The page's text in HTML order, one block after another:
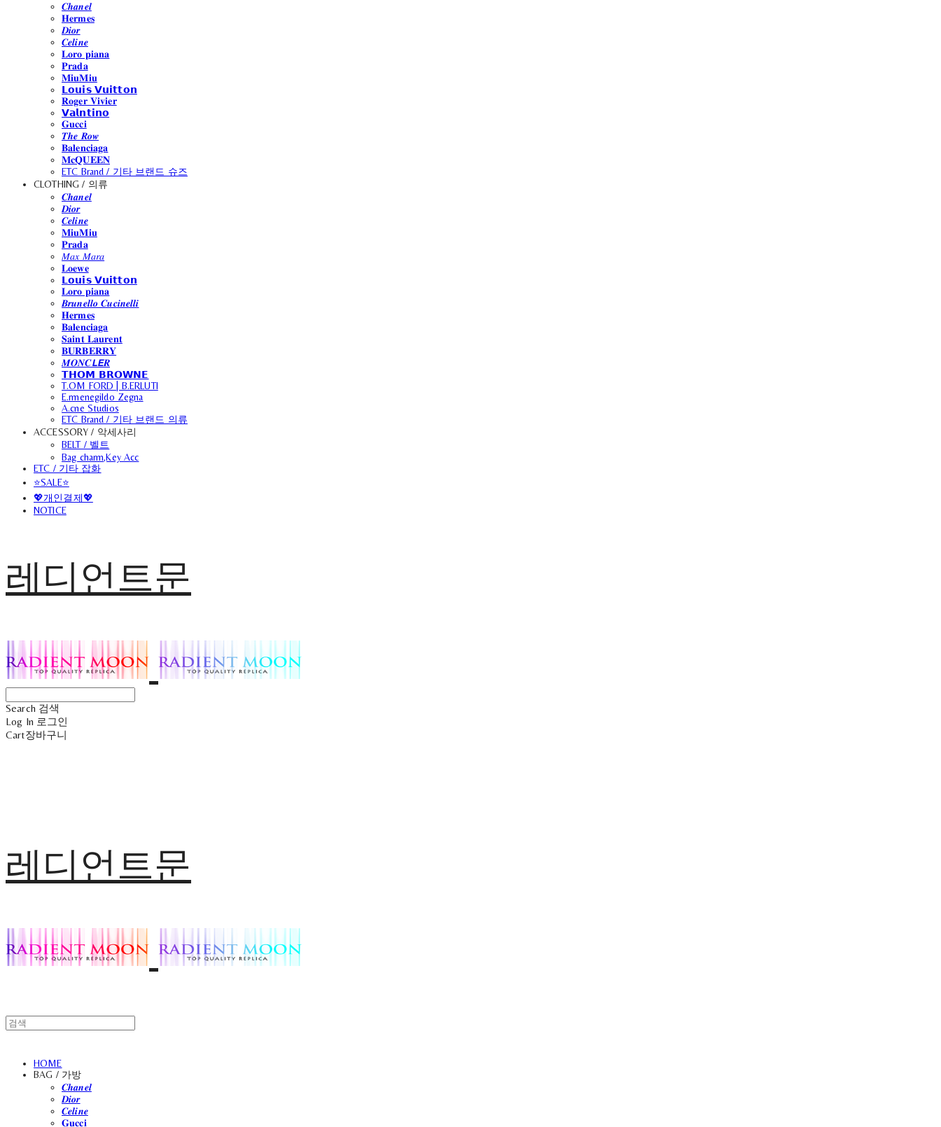
𝑪𝒉𝒂𝒏𝒆𝒍
𝐇𝐞𝐫𝐦𝐞𝐬
𝑫𝒊𝒐𝒓
𝑪𝒆𝒍𝒊𝒏𝒆
𝐋𝐨𝐫𝐨 𝐩𝐢𝐚𝐧𝐚
𝐏𝐫𝐚𝐝𝐚
𝐌𝐢𝐮𝐌𝐢𝐮
𝗟𝗼𝘂𝗶𝘀 𝗩𝘂𝗶𝘁𝘁𝗼𝗻
𝐑𝐨𝐠𝐞𝐫 𝐕𝐢𝐯𝐢𝐞𝐫
𝗩𝗮𝗹𝗻𝘁𝗶𝗻𝗼
𝐆𝐮𝐜𝐜𝐢
𝑻𝒉𝒆 𝑹𝒐𝒘
𝐁𝐚𝐥𝐞𝐧𝐜𝐢𝐚𝐠𝐚
𝐌𝐜𝐐𝐔𝐄𝐄𝐍
ETC Brand / 기타 브랜드 슈즈
CLOTHING / 의류
𝑪𝒉𝒂𝒏𝒆𝒍
𝑫𝒊𝒐𝒓
𝑪𝒆𝒍𝒊𝒏𝒆
𝐌𝐢𝐮𝐌𝐢𝐮
𝐏𝐫𝐚𝐝𝐚
𝑀𝑎𝑥 𝑀𝑎𝑟𝑎
𝐋𝐨𝐞𝐰𝐞
𝗟𝗼𝘂𝗶𝘀 𝗩𝘂𝗶𝘁𝘁𝗼𝗻
𝐋𝐨𝐫𝐨 𝐩𝐢𝐚𝐧𝐚
𝑩𝒓𝒖𝒏𝒆𝒍𝒍𝒐 𝑪𝒖𝒄𝒊𝒏𝒆𝒍𝒍𝒊
𝐇𝐞𝐫𝐦𝐞𝐬
𝐁𝐚𝐥𝐞𝐧𝐜𝐢𝐚𝐠𝐚
𝐒𝐚𝐢𝐧𝐭 𝐋𝐚𝐮𝐫𝐞𝐧𝐭
𝐁𝐔𝐑𝐁𝐄𝐑𝐑𝐘
𝑴𝑶𝑵𝑪𝙇𝙀𝑹
𝗧𝗛𝗢𝗠 𝗕𝗥𝗢𝗪𝗡𝗘
T.OM FORD | B.ERLUTI
E.rmenegildo Zegna
A.cne Studios
ETC Brand / 기타 브랜드 의류
ACCESSORY / 악세사리
BELT / 벨트
Bag charm,Key Acc
ETC / 기타 잡화
⭐SALE⭐
💖개인결제💖
NOTICE
레디언트문
Search 검색
Log In 로그인
Cart장바구니
레디언트문
HOME
BAG / 가방
𝑪𝒉𝒂𝒏𝒆𝒍
𝑫𝒊𝒐𝒓
𝑪𝒆𝒍𝒊𝒏𝒆
𝐆𝐮𝐜𝐜𝐢